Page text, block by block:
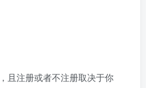
且注册或者不注册取决于你